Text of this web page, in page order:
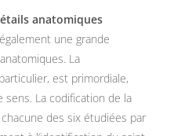
anatomiques
une grande
La
est primordiale,
La codification de la
des six étudiées par